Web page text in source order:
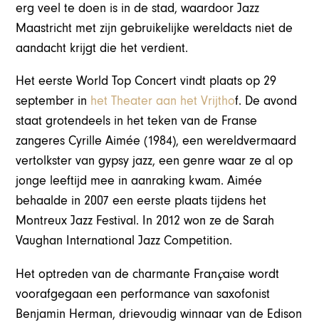
erg veel te doen is in de stad, waardoor Jazz
Maastricht met zijn gebruikelijke wereldacts niet de
aandacht krijgt die het verdient.
Het eerste World Top Concert vindt plaats op 29
september in het Theater aan het Vrijthof. De avond
staat grotendeels in het teken van de Franse
zangeres Cyrille Aimée (1984), een wereldvermaard
vertolkster van gypsy jazz, een genre waar ze al op
jonge leeftijd mee in aanraking kwam. Aimée
behaalde in 2007 een eerste plaats tijdens het
Montreux Jazz Festival. In 2012 won ze de Sarah
Vaughan International Jazz Competition.
Het optreden van de charmante Française wordt
voorafgegaan een performance van saxofonist
Benjamin Herman, drievoudig winnaar van de Edison